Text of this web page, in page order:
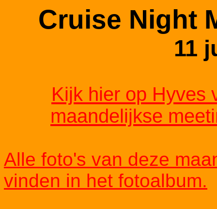
Cruise Night
11
Kijk hier op Hyves
maandelijkse
Alle foto's van deze
vinden in het fotoalbum.